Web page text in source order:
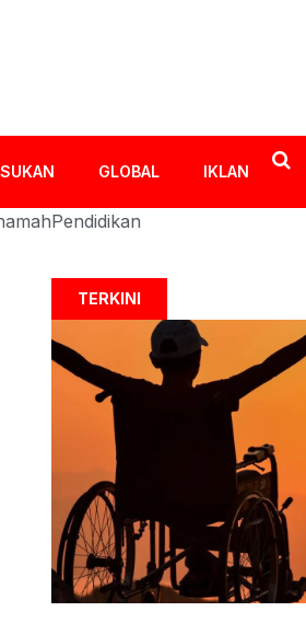
SUKAN GLOBAL IKLAN
Pendidikan
TERKINI